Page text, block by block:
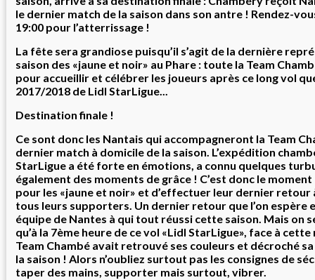
le dernier match de la saison dans son antre ! Rendez-
19:00 pour l’atterrissage !
La fête sera grandiose puisqu’il s’agit de la dernière
saison des «jaune et noir» au Phare : toute la Team
pour accueillir et célébrer les joueurs après ce long vol
2017/2018 de Lidl StarLigue...
Destination finale !
Ce sont donc les Nantais qui accompagneront la Team
dernier match à domicile de la saison. L’expédition
StarLigue a été forte en émotions, a connu quelques
également des moments de grâce ! C’est donc le
pour les «jaune et noir» et d’effectuer leur dernier retour
tous leurs supporters. Un dernier retour que l’on espère
équipe de Nantes à qui tout réussi cette saison. Mais on
qu’à la 7ème heure de ce vol «Lidl StarLigue», face à
Team Chambé avait retrouvé ses couleurs et décroché
la saison ! Alors n’oubliez surtout pas les consignes de
taper des mains, supporter mais surtout, vibrer.